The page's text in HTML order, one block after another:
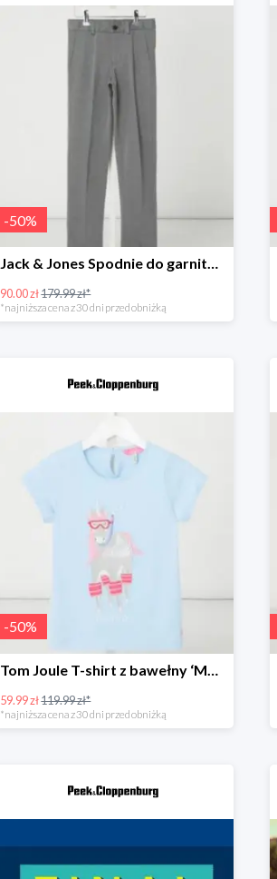
-50%
Jack & Jones Spodnie do garnituru o wąskim kroju model ‘Steven’ -49%
90.00 zł179.99 zł*
*najniższa cena z 30 dni przed obniżką
-50%
Tom Joule T-shirt z bawełny ‘Maggie’ Bleu -50%
59.99 zł119.99 zł*
*najniższa cena z 30 dni przed obniżką